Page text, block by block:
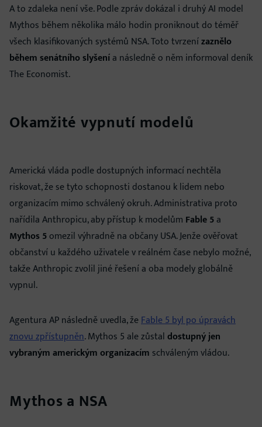
A to zdaleka není vše. Podle zpráv dokázal i druhý AI model
Mythos během několika málo hodin proniknout do téměř
všech klasifikovaných systémů NSA. Toto tvrzenízaznělo
během senátního slyšenía následně o něm informoval deník
The Economist.
Okamžité vypnutí modelů
Americká vláda podle dostupných informací nechtěla
riskovat, že se tyto schopnosti dostanou k lidem nebo
organizacím mimo schválený okruh. Administrativa proto
nařídila Anthropicu, aby přístup k modelům Fable 5a
Mythos 5omezil výhradně na občany USA. Jenže ověřovat
občanství u každého uživatele v reálném čase nebylo možné,
takže Anthropic zvolil jiné řešení a oba modely globálně
vypnul.
Agentura AP následně uvedla, žeFable 5 byl po úpravách
znovu zpřístupněn. Mythos 5 ale zůstaldostupný jen
vybraným americkým organizacímschváleným vládou.
Mythos a NSA